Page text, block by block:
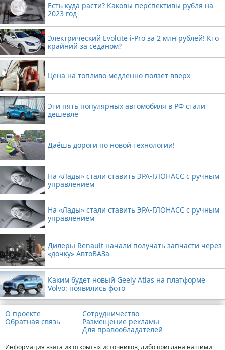
Есть куда расти? Каковы перспективы рубля на
2023 год
Электрический Evolute i-Pro за 2 млн рублей! Кто
крайний за седаном?
Цена на топливо медленно ползёт вверх
Эти пять популярных автомобиля в РФ стали
дешевле
Даёшь дороги по новой технологии!
На «Лады» стали ставить ЭРА-ГЛОНАСС с ручным
управлением
На «Лады» стали ставить ЭРА-ГЛОНАСС с ручным
управлением
Дилеры Renault начали получать запчасти через
«дочку» АвтоВАЗа
Каким будет новый Geely Atlas на платформе
Volvo: появились фото
О проекте
Обратная связь
Сотрудничество
Размещение рекламы
Для правообладателей
Информация взята из открытых источников, либо прислана нашими